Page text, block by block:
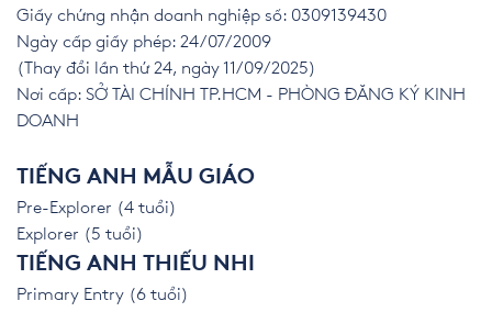
Giấy chứng nhận doanh nghiệp số: 0309139430
Ngày cấp giấy phép: 24/07/2009
(Thay đổi lần thứ 24, ngày 11/09/2025)
Nơi cấp: SỞ TÀI CHÍNH TP.HCM - PHÒNG ĐĂNG KÝ KINH
DOANH
TIẾNG ANH MẪU GIÁO
Pre-Explorer (4 tuổi)
Explorer (5 tuổi)
TIẾNG ANH THIẾU NHI
Primary Entry (6 tuổi)